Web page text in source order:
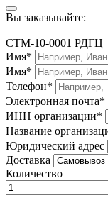
Вы заказывайте:
СТМ-10-0001 РДГЦ
Имя*
Имя*
Телефон*
Электронная почта*
ИНН организации*
Название
Юридический адрес
Доставка
Количество